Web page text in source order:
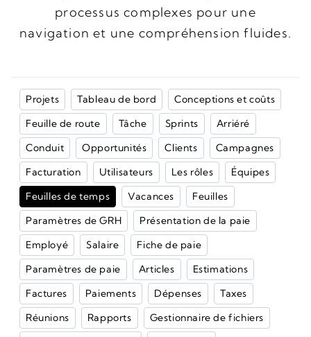
processus complexes pour une
navigation et une compréhension fluides.
Projets Tableau de bord
Conceptions et coûts
Feuille de route
Tâche Sprints
Arriéré
Conduit
Opportunités Clients
Campagnes
Facturation
Utilisateurs Les rôles
Équipes
Feuilles de temps
Vacances
Feuilles
Paramètres de GRH
Présentation de la paie
Employé
Salaire
Fiche de paie
Paramètres de paie
Articles
Estimations
Factures
Paiements Dépenses
Taxes
Réunions
Rapports
Gestionnaire de fichiers